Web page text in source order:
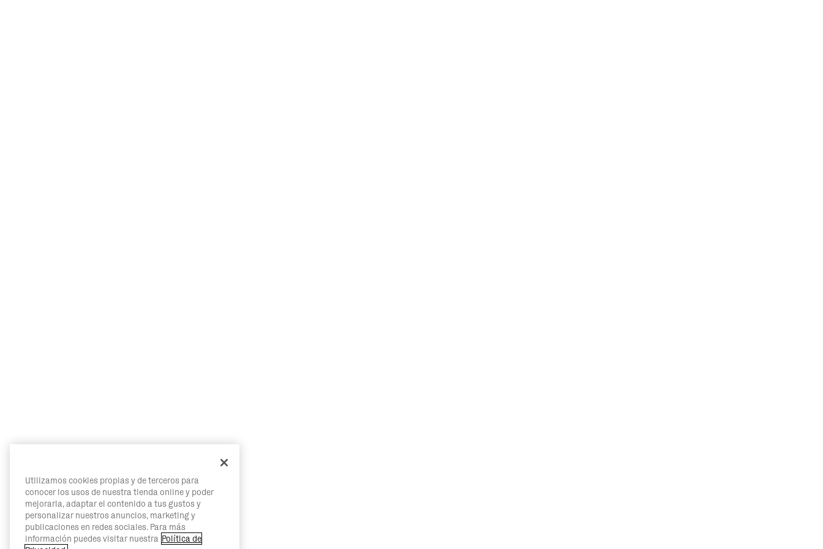
Utilizamos cookies propias y de terceros para
conocer los usos de nuestra tienda online y poder
mejorarla, adaptar el contenido a tus gustos y
personalizar nuestros anuncios, marketing y
publicaciones en redes sociales. Para más
información puedes visitar nuestra Política de